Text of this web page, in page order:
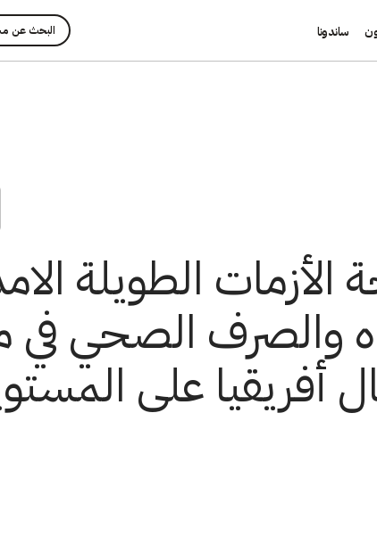
ساندونا البحث عن
الأزمات الطويلة
والصرف الصحي في
أفريقيا على